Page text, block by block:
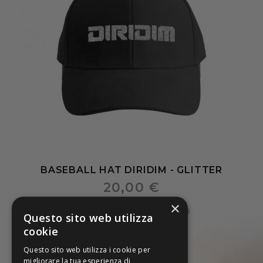
BASEBALL HAT DIRIDIM - GLITTER
20,00 €
×
Questo sito web utilizza
cookie
Questo sito web utilizza i cookie per
migliorare la tua esperienza di